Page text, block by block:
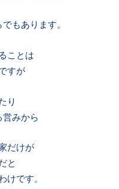
もあります。
ことは
すが
り
みから
だけが
と
けです。